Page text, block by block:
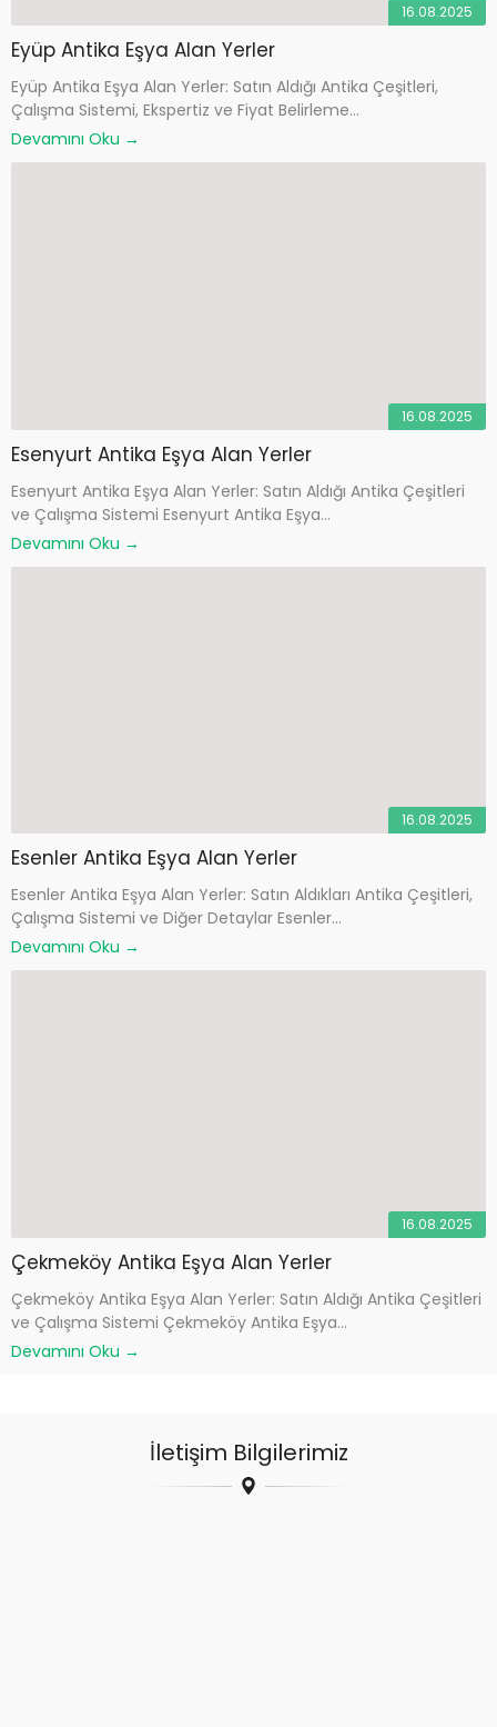
16.08.2025
Eyüp Antika Eşya Alan Yerler
Eyüp Antika Eşya Alan Yerler: Satın Aldığı Antika Çeşitleri,
Çalışma Sistemi, Ekspertiz ve Fiyat Belirleme...
Devamını Oku →
16.08.2025
Esenyurt Antika Eşya Alan Yerler
Esenyurt Antika Eşya Alan Yerler: Satın Aldığı Antika Çeşitleri
ve Çalışma Sistemi Esenyurt Antika Eşya...
Devamını Oku →
16.08.2025
Esenler Antika Eşya Alan Yerler
Esenler Antika Eşya Alan Yerler: Satın Aldıkları Antika Çeşitleri,
Çalışma Sistemi ve Diğer Detaylar Esenler...
Devamını Oku →
16.08.2025
Çekmeköy Antika Eşya Alan Yerler
Çekmeköy Antika Eşya Alan Yerler: Satın Aldığı Antika Çeşitleri
ve Çalışma Sistemi Çekmeköy Antika Eşya...
Devamını Oku →
İletişim Bilgilerimiz